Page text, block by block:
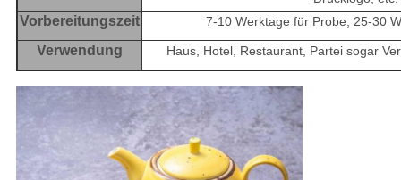
Vorbereitungszeit 7-10 Werktage für Probe, 25-30
Verwendung Haus, Hotel, Restaurant, Partei sogar